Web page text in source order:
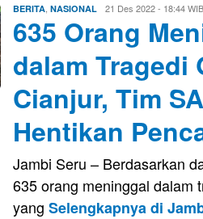
BERITA NASIONAL Firman
21 Des 2022 - 18:44 WIB
635 Orang
dalam Tragedi
Cianjur, Tim
Hentikan
Jambi Seru – Berdasarkan
635 orang meninggal dalam
yang Selengkapnya di